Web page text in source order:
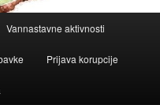
Vannastavne aktivnosti
Prijava korupcije